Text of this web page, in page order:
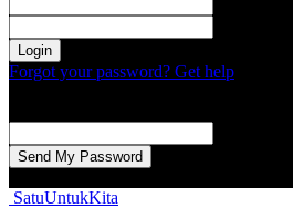
Forgot your password? Get help
SatuUntukKita